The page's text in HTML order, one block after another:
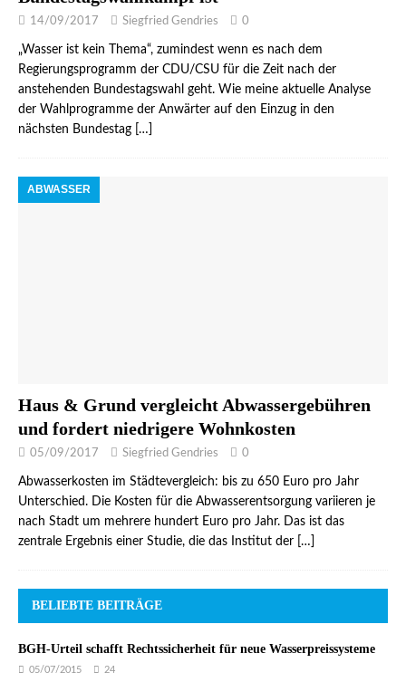
14/09/2017 Siegfried Gendries 0
„Wasser ist kein Thema“, zumindest wenn es nach dem
Regierungsprogramm der CDU/CSU für die Zeit nach der
anstehenden Bundestagswahl geht. Wie meine aktuelle Analyse
der Wahlprogramme der Anwärter auf den Einzug in den
nächsten Bundestag […]
ABWASSER
Haus & Grund vergleicht Abwassergebühren
und fordert niedrigere Wohnkosten
05/09/2017 Siegfried Gendries 0
Abwasserkosten im Städtevergleich: bis zu 650 Euro pro Jahr
Unterschied. Die Kosten für die Abwasserentsorgung variieren je
nach Stadt um mehrere hundert Euro pro Jahr. Das ist das
zentrale Ergebnis einer Studie, die das Institut der […]
BELIEBTE BEITRÄGE
BGH-Urteil schafft Rechtssicherheit für neue Wasserpreissysteme
05/07/2015 24